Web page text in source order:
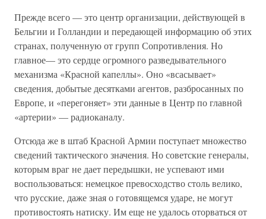
Прежде всего — это центр организации, действующей в
Бельгии и Голландии и передающей информацию об этих
странах, полученную от групп Сопротивления. Но
главное— это сердце огромного разведывательного
механизма «Красной капеллы». Оно «всасывает»
сведения, добытые десятками агентов, разбросанных по
Европе, и «перегоняет» эти данные в Центр по главной
«артерии» — радиоканалу.
Отсюда же в штаб Красной Армии поступает множество
сведений тактического значения. Но советские генералы,
которым враг не дает передышки, не успевают ими
воспользоваться: немецкое превосходство столь велико,
что русские, даже зная о готовящемся ударе, не могут
противостоять натиску. Им еще не удалось оторваться от